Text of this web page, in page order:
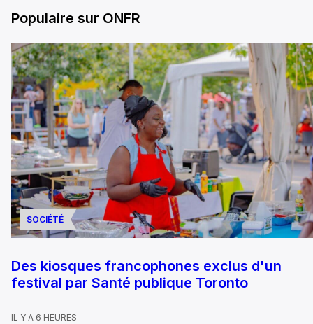
Populaire sur ONFR
SOCIÉTÉ
Des kiosques francophones exclus d'un
festival par Santé publique Toronto
IL Y A 6 HEURES